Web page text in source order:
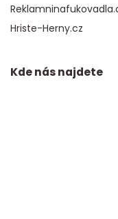
Hriste-Herny.cz
Kde nás najdete